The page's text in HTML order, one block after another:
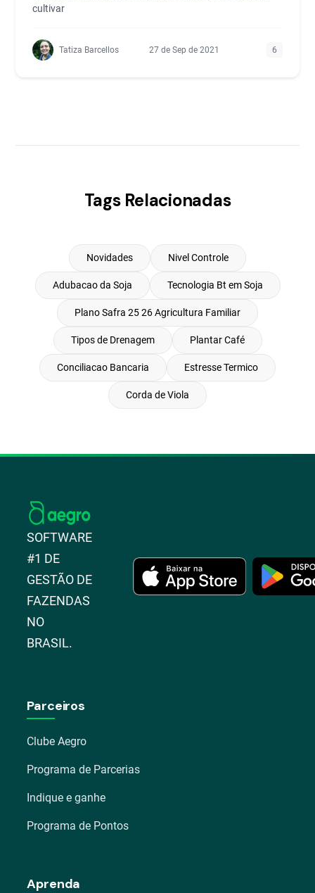
cultivar
Tatiza Barcellos 27 de Sep de 2021 6
Tags Relacionadas
Novidades Nivel Controle
Adubacao da Soja Tecnologia Bt em Soja
Plano Safra 25 26 Agricultura Familiar
Tipos de Drenagem Plantar Café
Conciliacao Bancaria Estresse Termico
Corda de Viola
SOFTWARE
#1 DE
GESTÃO DE
FAZENDAS
NO
BRASIL.
Parceiros
Clube Aegro
Programa de Parcerias
Indique e ganhe
Programa de Pontos
Aprenda